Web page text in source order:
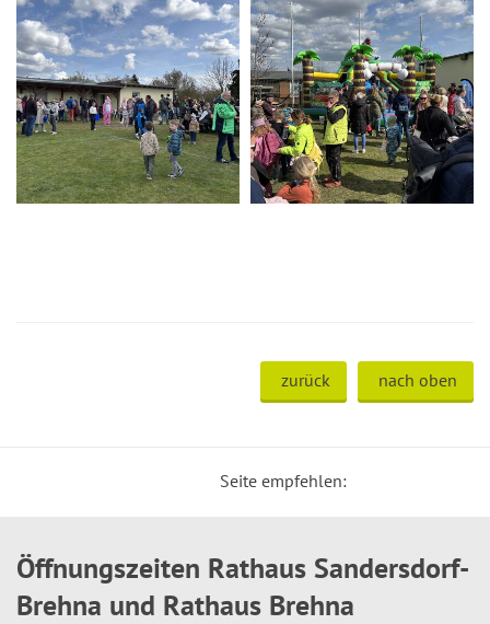
zurück nach oben
Seite empfehlen:
Öffnungszeiten Rathaus Sandersdorf-
Brehna und Rathaus Brehna